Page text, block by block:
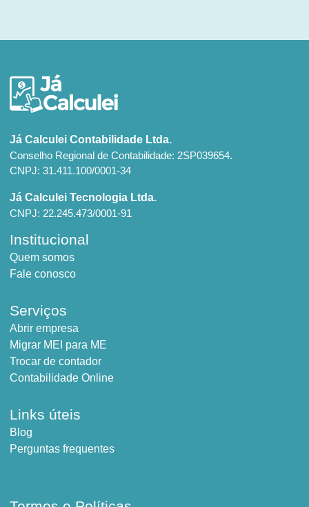
Já Calculei Contabilidade Ltda.
Conselho Regional de Contabilidade: 2SP039654.
CNPJ: 31.411.100/0001-34
Já Calculei Tecnologia Ltda.
CNPJ: 22.245.473/0001-91
Institucional
Quem somos
Fale conosco
Serviços
Abrir empresa
Migrar MEI para ME
Trocar de contador
Contabilidade Online
Links úteis
Blog
Perguntas frequentes